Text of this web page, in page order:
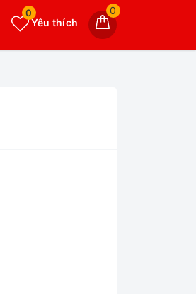
0
Yêu thích
0